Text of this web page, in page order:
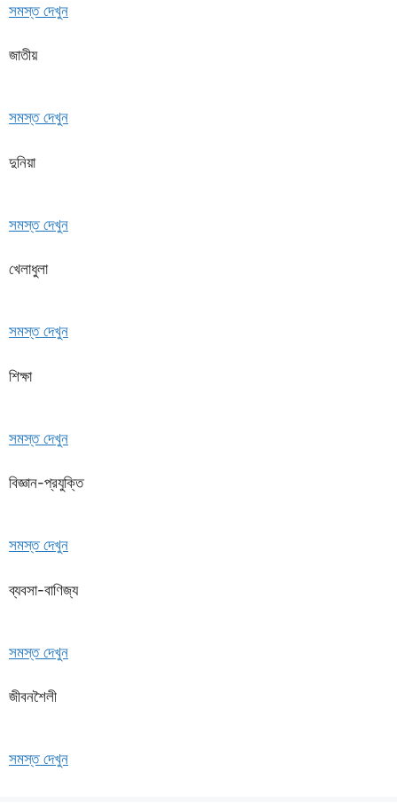
সমস্ত দেখুন
জাতীয়
সমস্ত দেখুন
দুনিয়া
সমস্ত দেখুন
খেলাধুলা
সমস্ত দেখুন
শিক্ষা
সমস্ত দেখুন
বিজ্ঞান-প্রযুক্তি
সমস্ত দেখুন
ব্যবসা-বাণিজ্য
সমস্ত দেখুন
জীবনশৈলী
সমস্ত দেখুন